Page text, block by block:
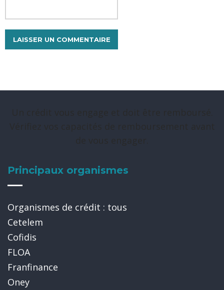
Principaux organismes
Organismes de crédit : tous
Cetelem
Cofidis
FLOA
Franfinance
Oney